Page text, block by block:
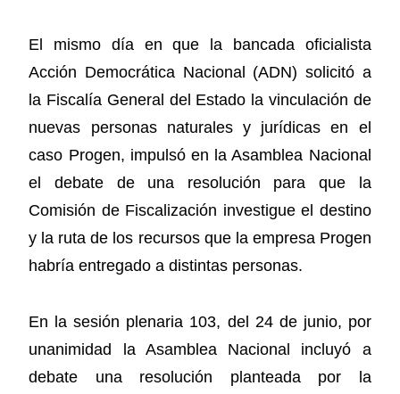
El mismo día en que la bancada oficialista
Acción Democrática Nacional (ADN) solicitó a
la Fiscalía General del Estado la vinculación de
nuevas personas naturales y jurídicas en el
caso Progen, impulsó en la Asamblea Nacional
el debate de una resolución para que la
Comisión de Fiscalización investigue el destino
y la ruta de los recursos que la empresa Progen
habría entregado a distintas personas.
En la sesión plenaria 103, del 24 de junio, por
unanimidad la Asamblea Nacional incluyó a
debate una resolución planteada por la